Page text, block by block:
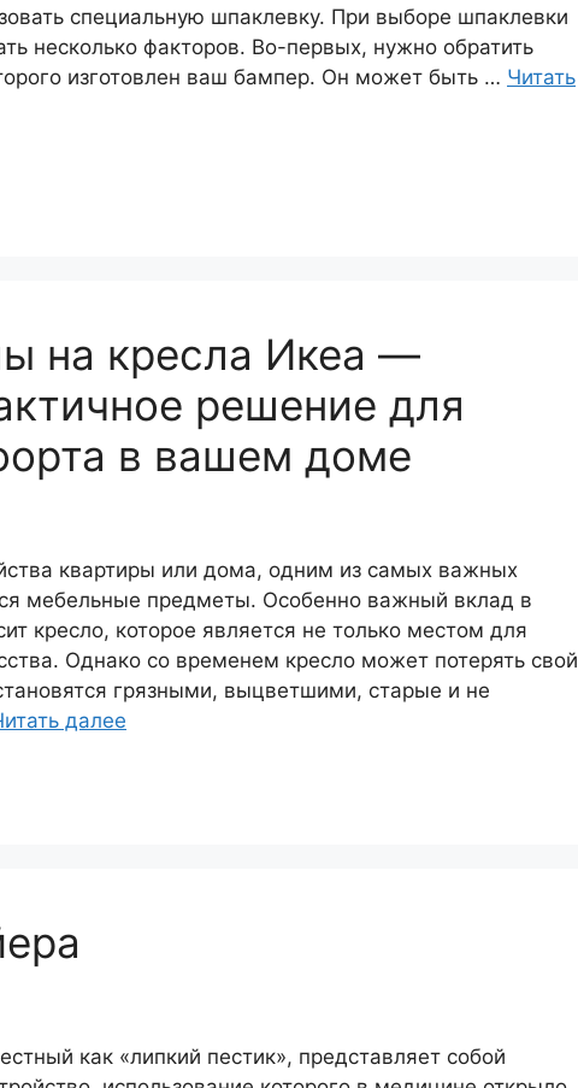
специальную шпаклевку. При выборе шпаклевки
несколько факторов. Во-первых, нужно обратить
изготовлен ваш бампер. Он может быть … Читать
на кресла Икеа —
решение для
в вашем доме
квартиры или дома, одним из самых важных
мебельные предметы. Особенно важный вклад в
кресло, которое является не только местом для
Однако со временем кресло может потерять свой
грязными, выцветшими, старые и не
далее
как «липкий пестик», представляет собой